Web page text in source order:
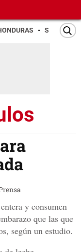
SAN PEDRO
y consumen
que las que
según un estudio.